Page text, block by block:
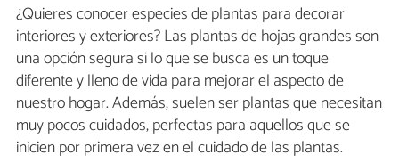
¿Quieres conocer especies de plantas para decorar
interiores y exteriores? Las plantas de hojas grandes son
una opción segura si lo que se busca es un toque
diferente y lleno de vida para mejorar el aspecto de
nuestro hogar. Además, suelen ser plantas que necesitan
muy pocos cuidados, perfectas para aquellos que se
inicien por primera vez en el cuidado de las plantas.